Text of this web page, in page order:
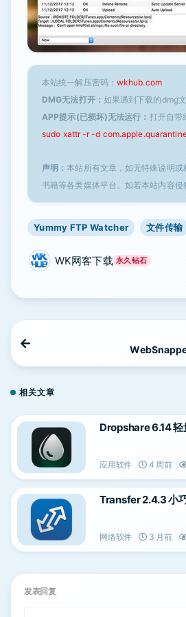
本站统一解压密码： wkhub.com
DMG无法打开： 如果遇到下载的dmg
APP提示(已损坏)无法运行： 打开自带
sudo xattr -r -d
声明：本站所有文章，如无特殊说明
书籍等各类媒体平台。如若本站内容侵
Yummy FTP Watcher 文件传输
WK网客下载 永久钻石
相关文章
Dropshare 6.14
应用软件 4 周前
Transfer 2.4.3 小
网络软件 3 月前
发表回复